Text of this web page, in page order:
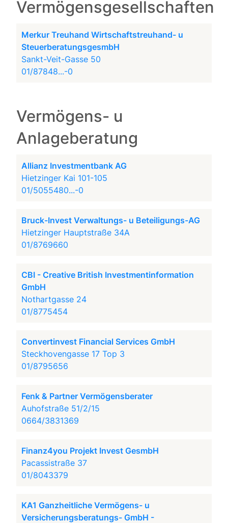
Vermögensgesellschaften
Merkur Treuhand Wirtschaftstreuhand- u
SteuerberatungsgesmbH
Sankt-Veit-Gasse 50
01/87848...-0
Vermögens- u
Anlageberatung
Allianz Investmentbank AG
Hietzinger Kai 101-105
01/5055480...-0
Bruck-Invest Verwaltungs- u Beteiligungs-AG
Hietzinger Hauptstraße 34A
01/8769660
CBI - Creative British Investmentinformation
GmbH
Nothartgasse 24
01/8775454
Convertinvest Financial Services GmbH
Steckhovengasse 17 Top 3
01/8795656
Fenk & Partner Vermögensberater
Auhofstraße 51/2/15
0664/3831369
Finanz4you Projekt Invest GesmbH
Pacassistraße 37
01/8043379
KA1 Ganzheitliche Vermögens- u
Versicherungsberatungs- GmbH -